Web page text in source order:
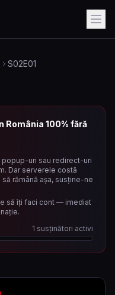
S02E01
România 100% fără
popup-uri sau redirect-uri
Dar serverele costă
rămână așa, susține-ne
să îți faci cont — imediat
1 susținători activi